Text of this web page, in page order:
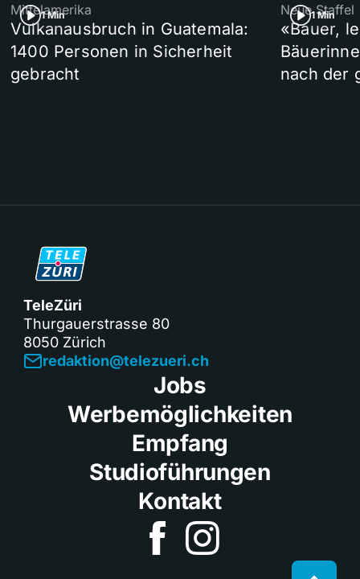
1 Min
Mittelamerika
Vulkanausbruch in Guatemala:
1400 Personen in Sicherheit
gebracht
1 Min
Neue Staffel
«Bauer,
nach der
TeleZüri
Thurgauerstrasse 80
8050 Zürich
redaktion@telezueri.ch
Jobs
Werbemöglichkeiten
Empfang
Studioführungen
Kontakt